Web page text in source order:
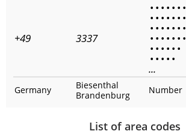
+49 3337
• • • • • • •
• • • • • • •
• • • • • • •
• • • • • • •
• • • • • •
• • • • •
...
Germany
Biesenthal
Brandenburg
Number
List of area codes